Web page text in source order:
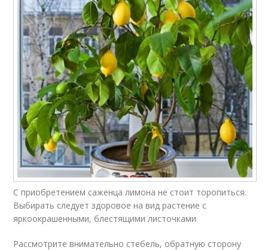
С приобретением саженца лимона не стоит торопиться.
Выбирать следует здоровое на вид растение с
яркоокрашенными, блестящими листочками.
Рассмотрите внимательно стебель, обратную сторону